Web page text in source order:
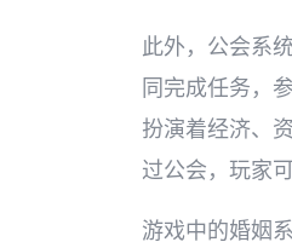
此外，公会系
同完成任务，
扮演着经济、
过公会，玩家
游戏中的婚姻